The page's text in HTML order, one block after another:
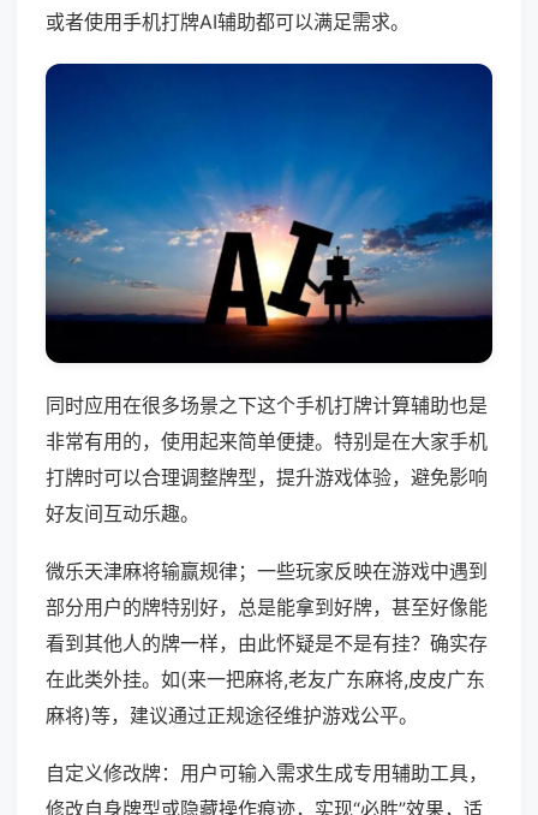
或者使用手机打牌AI辅助都可以满足需求。
同时应用在很多场景之下这个手机打牌计算辅助也是
非常有用的，使用起来简单便捷。特别是在大家手机
打牌时可以合理调整牌型，提升游戏体验，避免影响
好友间互动乐趣。
微乐天津麻将输赢规律；一些玩家反映在游戏中遇到
部分用户的牌特别好，总是能拿到好牌，甚至好像能
看到其他人的牌一样，由此怀疑是不是有挂？确实存
在此类外挂。如(来一把麻将,老友广东麻将,皮皮广东
麻将)等，建议通过正规途径维护游戏公平。
自定义修改牌：用户可输入需求生成专用辅助工具，
修改自身牌型或隐藏操作痕迹，实现“必胜”效果，适